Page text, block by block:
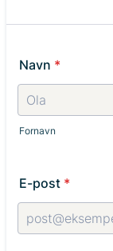
Navn *
Fornavn
E-post *